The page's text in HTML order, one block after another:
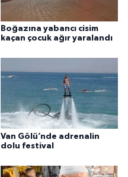
Boğazına yabancı cisim
kaçan çocuk ağır yaralandı
Van Gölü’nde adrenalin
dolu festival